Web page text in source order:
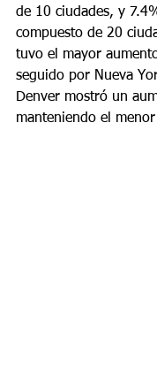
de 10 ciudades, y
compuesto de 20
tuvo el mayor
seguido por Nueva
Denver mostró un
manteniendo el